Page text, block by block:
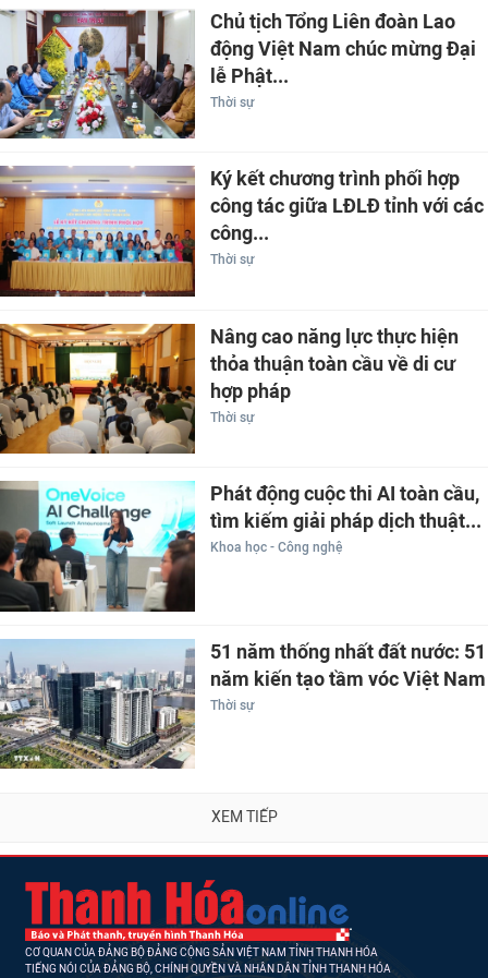
Chủ tịch Tổng Liên đoàn Lao
động Việt Nam chúc mừng Đại
lễ Phật...
Thời sự
Ký kết chương trình phối hợp
công tác giữa LĐLĐ tỉnh với các
công...
Thời sự
Nâng cao năng lực thực hiện
thỏa thuận toàn cầu về di cư
hợp pháp
Thời sự
Phát động cuộc thi AI toàn cầu,
tìm kiếm giải pháp dịch thuật...
Khoa học - Công nghệ
51 năm thống nhất đất nước: 51
năm kiến tạo tầm vóc Việt Nam
Thời sự
XEM TIẾP
CƠ QUAN CỦA ĐẢNG BỘ ĐẢNG CỘNG SẢN VIỆT NAM TỈNH THANH HÓA
TIẾNG NÓI CỦA ĐẢNG BỘ, CHÍNH QUYỀN VÀ NHÂN DÂN TỈNH THANH HÓA